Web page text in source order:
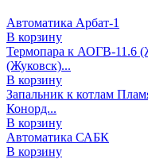
Автоматика Арбат-1
В корзину
Термопара к АОГВ-11.6
(Жуковск)...
В корзину
Запальник к котлам
Конорд...
В корзину
Автоматика САБК
В корзину